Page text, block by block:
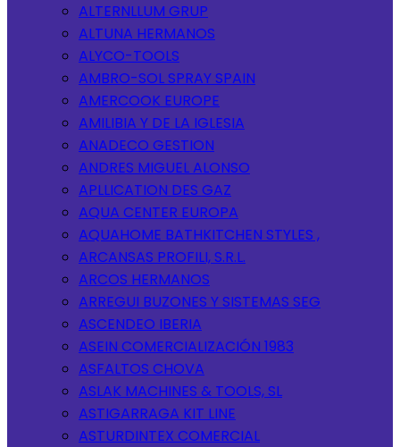
ALTERNLLUM GRUP
ALTUNA HERMANOS
ALYCO-TOOLS
AMBRO-SOL SPRAY SPAIN
AMERCOOK EUROPE
AMILIBIA Y DE LA IGLESIA
ANADECO GESTION
ANDRES MIGUEL ALONSO
APLLICATION DES GAZ
AQUA CENTER EUROPA
AQUAHOME BATHKITCHEN STYLES ,
ARCANSAS PROFILI, S.R.L.
ARCOS HERMANOS
ARREGUI BUZONES Y SISTEMAS SEG
ASCENDEO IBERIA
ASEIN COMERCIALIZACIÓN 1983
ASFALTOS CHOVA
ASLAK MACHINES & TOOLS, SL
ASTIGARRAGA KIT LINE
ASTURDINTEX COMERCIAL